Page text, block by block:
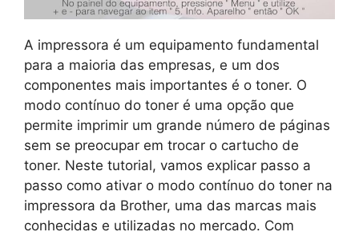
A impressora é um equipamento fundamental
para a maioria das empresas, e um dos
componentes mais importantes é o toner. O
modo contínuo do toner é uma opção que
permite imprimir um grande número de páginas
sem se preocupar em trocar o cartucho de
toner. Neste tutorial, vamos explicar passo a
passo como ativar o modo contínuo do toner na
impressora da Brother, uma das marcas mais
conhecidas e utilizadas no mercado. Com